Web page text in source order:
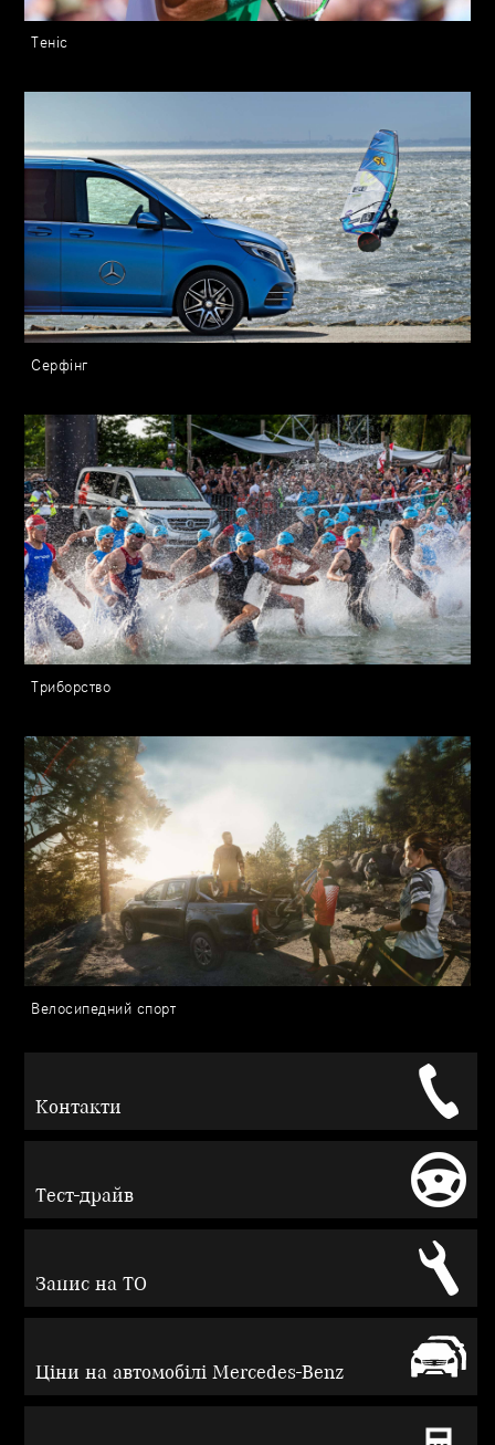
Теніс
Серфінг
Триборство
Велосипедний спорт
Контакти
Тест-драйв
Запис на ТО
Ціни на автомобілі Mercedes-Benz